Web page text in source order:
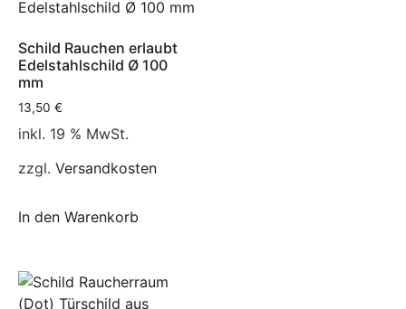
Schild Rauchen erlaubt
Edelstahlschild Ø 100
mm
13,50 €
inkl. 19 % MwSt.
zzgl. Versandkosten
In den Warenkorb